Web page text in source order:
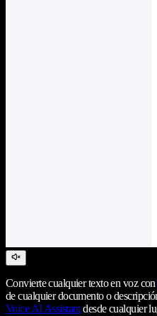
Convierte cualquier texto en voz
de cualquier documento o
Voice AI Assistantdesde cualquier